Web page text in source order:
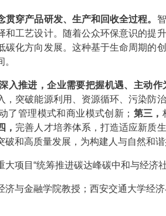
穿产品研发、生产和回收全过程。
和工艺设计。随着公众环保意识的提
碳化方向发展。这种基于生命周期的
入推进，企业需要把握机遇、主动
，突破能源利用、资源循环、污染防
了管理模式和商业模式创新； 第三，
， 完善人才培养体系，打造适应新质
和高质量发展，为构建人与自然和
目“统筹推进碳达峰碳中和与经济社
金融学院教授；西安交通大学经济